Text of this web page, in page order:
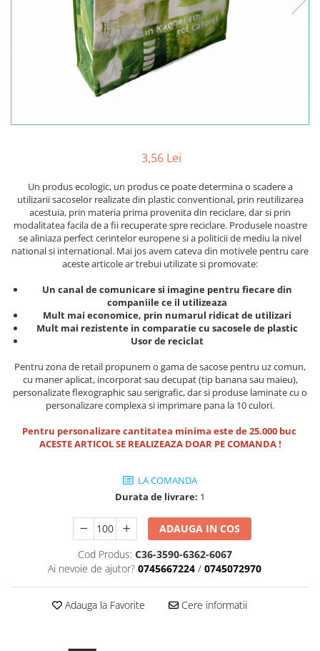
3,56 Lei
Un produs ecologic, un produs ce poate determina o scadere a
utilizarii sacoselor realizate din plastic conventional, prin reutilizarea
acestuia, prin materia prima provenita din reciclare, dar si prin
modalitatea facila de a fii recuperate spre reciclare. Produsele noastre
se aliniaza perfect cerintelor europene si a politicii de mediu la nivel
national si international. Mai jos avem cateva din motivele pentru care
aceste articole ar trebui utilizate si promovate:
Un canal de comunicare si imagine pentru fiecare din
companiile ce il utilizeaza
Mult mai economice, prin numarul ridicat de utilizari
Mult mai rezistente in comparatie cu sacosele de plastic
Usor de reciclat
Pentru zona de retail propunem o gama de sacose pentru uz comun,
cu maner aplicat, incorporat sau decupat (tip banana sau maieu),
personalizate flexographic sau serigrafic, dar si produse laminate cu o
personalizare complexa si imprimare pana la 10 culori.
Pentru personalizare cantitatea minima este de 25.000 buc
ACESTE ARTICOL SE REALIZEAZA DOAR PE COMANDA !
LA COMANDA
Durata de livrare: 1
ADAUGA IN COS
Cod Produs: C36-3590-6362-6067
Ai nevoie de ajutor? 0745667224 / 0745072970
Adauga la Favorite Cere informatii